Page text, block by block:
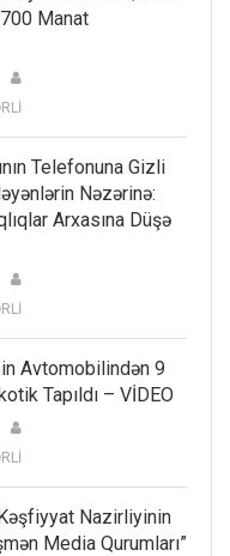
Manat
Telefonuna Gizli
Nəzərinə:
Arxasına Düşə
Avtomobilindən 9
Tapıldı – VİDEO
Nazirliyinin
Media Qurumları”